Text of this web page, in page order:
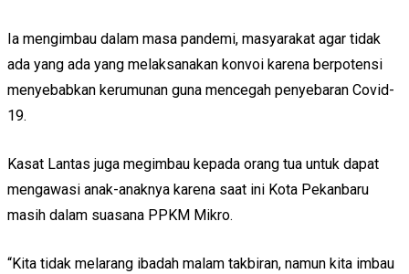
Ia mengimbau dalam masa pandemi, masyarakat agar tidak
ada yang ada yang melaksanakan konvoi karena berpotensi
menyebabkan kerumunan guna mencegah penyebaran Covid-
19.
Kasat Lantas juga megimbau kepada orang tua untuk dapat
mengawasi anak-anaknya karena saat ini Kota Pekanbaru
masih dalam suasana PPKM Mikro.
“Kita tidak melarang ibadah malam takbiran, namun kita imbau